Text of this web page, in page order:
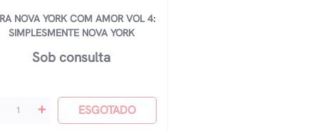
NOVA YORK COM AMOR VOL 4:
SIMPLESMENTE NOVA YORK
Sob consulta
+ ESGOTADO